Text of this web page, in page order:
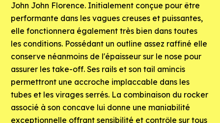
John John Florence. Initialement conçue pour être
performante dans les vagues creuses et puissantes,
elle fonctionnera également très bien dans toutes
les conditions. Possédant un outline assez raffiné elle
conserve néanmoins de l'épaisseur sur le nose pour
assurer les take-off. Ses rails et son tail amincis
permettront une accroche implaccable dans les
tubes et les virages serrés. La combinaison du rocker
associé à son concave lui donne une maniabilité
exceptionnelle offrant sensibilité et contrôle sur tous